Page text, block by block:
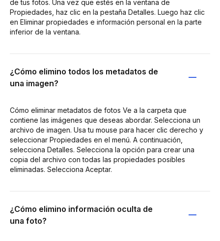
de tus fotos. Una vez que estés en la ventana de
Propiedades, haz clic en la pestaña Detalles. Luego haz clic
en Eliminar propiedades e información personal en la parte
inferior de la ventana.
¿Cómo elimino todos los metadatos de
una imagen?
Cómo eliminar metadatos de fotos Ve a la carpeta que
contiene las imágenes que deseas abordar. Selecciona un
archivo de imagen. Usa tu mouse para hacer clic derecho y
seleccionar Propiedades en el menú. A continuación,
selecciona Detalles. Selecciona la opción para crear una
copia del archivo con todas las propiedades posibles
eliminadas. Selecciona Aceptar.
¿Cómo elimino información oculta de
una foto?